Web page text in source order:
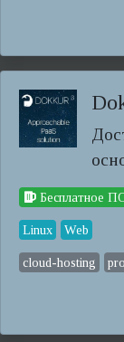
Бесплатное
Linux Web
cloud-hosting